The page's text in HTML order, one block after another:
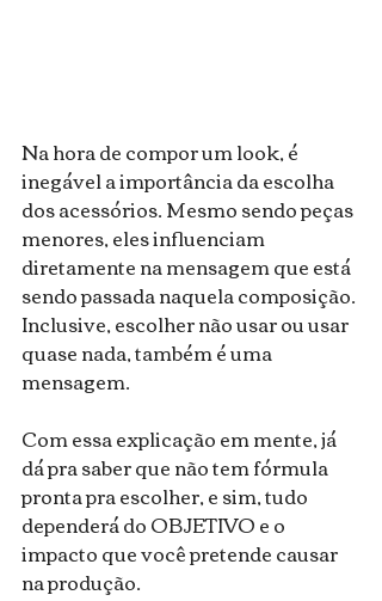
Na hora de compor um look, é
inegável a importância da escolha
dos acessórios. Mesmo sendo peças
menores, eles influenciam
diretamente na mensagem que está
sendo passada naquela composição.
Inclusive, escolher não usar ou usar
quase nada, também é uma
mensagem.
Com essa explicação em mente, já
dá pra saber que não tem fórmula
pronta pra escolher, e sim, tudo
dependerá do OBJETIVO e o
impacto que você pretende causar
na produção.